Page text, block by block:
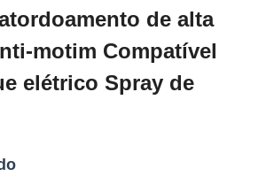
de alta
motim Compatível
elétrico Spray de